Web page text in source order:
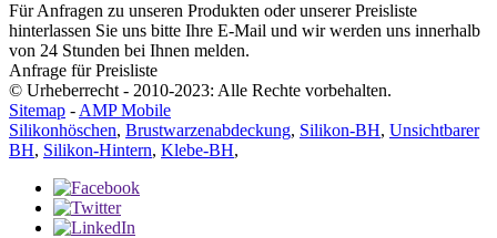
Für Anfragen zu unseren Produkten oder unserer Preisliste
hinterlassen Sie uns bitte Ihre E-Mail und wir werden uns innerhalb
von 24 Stunden bei Ihnen melden.
Anfrage für Preisliste
© Urheberrecht - 2010-2023: Alle Rechte vorbehalten.
Sitemap - AMP Mobile
Silikonhöschen, Brustwarzenabdeckung, Silikon-BH, Unsichtbarer
BH, Silikon-Hintern, Klebe-BH,